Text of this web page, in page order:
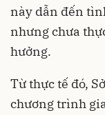
này dẫn đến
nhưng chưa
hưởng.
Từ thực tế đó,
chương trình